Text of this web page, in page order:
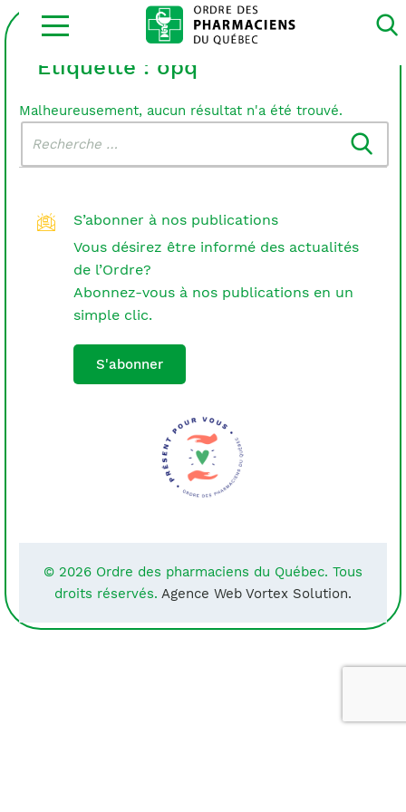
Ouvrir
la
site
Étiquette : opq
Malheureusement, aucun résultat n'a été trouvé.
dans
le
S’abonner à nos publications
Vous désirez être informé des actualités
de l’Ordre?
Abonnez-vous à nos publications en un
simple clic.
S'abonner
© 2026 Ordre des pharmaciens du Québec. Tous
droits réservés. Agence Web Vortex Solution.